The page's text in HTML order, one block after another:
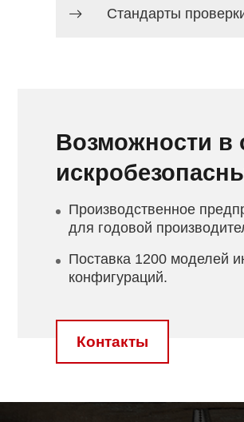
Стандарты
Возможности в
Производственное
для годовой
Поставка 1200 моделей
конфигураций.
Контакты